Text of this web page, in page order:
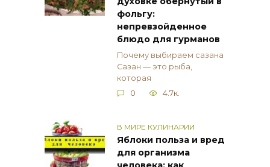
фольгу:
непревзойденное
блюдо для гурманов
Почему выбираем сазана
Сазан — это рыба,
которая
0
4.7к.
В МИРЕ КУЛИНАРИИ
Яблоки польза и вред
для организма